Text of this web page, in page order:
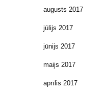
augusts 2017
jūlijs 2017
jūnijs 2017
maijs 2017
aprīlis 2017